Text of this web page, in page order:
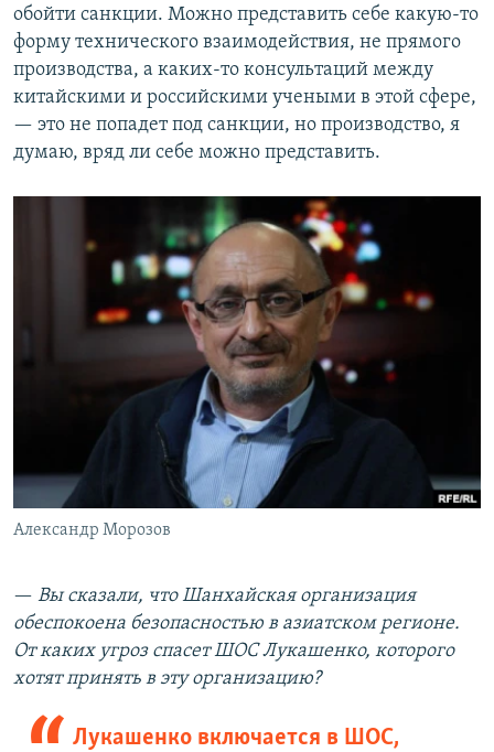
обойти санкции. Можно представить себе какую-то
форму технического взаимодействия, не прямого
производства, а каких-то консультаций между
китайскими и российскими учеными в этой сфере,
— это не попадет под санкции, но производство, я
думаю, вряд ли себе можно представить.
Александр Морозов
— Вы сказали, что Шанхайская организация
обеспокоена безопасностью в азиатском регионе.
От каких угроз спасет ШОС Лукашенко, которого
хотят принять в эту организацию?
Лукашенко включается в ШОС,